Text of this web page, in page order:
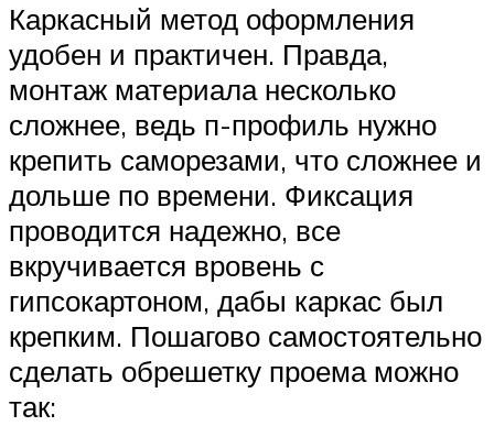
Каркасный метод оформления
удобен и практичен. Правда,
монтаж материала несколько
сложнее, ведь п-профиль нужно
крепить саморезами, что сложнее и
дольше по времени. Фиксация
проводится надежно, все
вкручивается вровень с
гипсокартоном, дабы каркас был
крепким. Пошагово самостоятельно
сделать обрешетку проема можно
так: